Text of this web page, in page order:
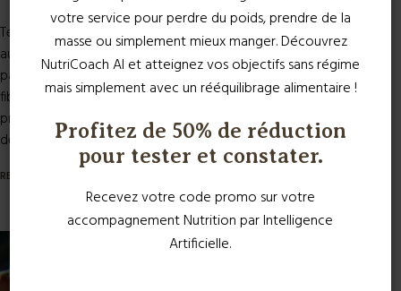
Temps de préparation 30 minutes Introduction Le gratin d’endives
au jambon et emmental est un plat réconfortant et savoureux,
parfait pour un déjeuner équilibré. Les endives sont riches en
fibres et en vitamines, tandis que le jambon apporte des
protéines de qualité. L’emmental, quant à lui, ajoute une touche
de gourmandise tout en fournissant du...
READ MORE
votre service pour perdre du poids, prendre de la
masse ou simplement mieux manger. Découvrez
NutriCoach AI et atteignez vos objectifs sans régime
mais simplement avec un rééquilibrage alimentaire !
Profitez de 50% de réduction
pour tester et constater.
Recevez votre code promo sur votre
accompagnement Nutrition par Intelligence
Artificielle.